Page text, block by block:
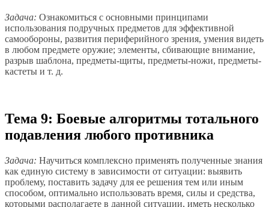
Задача: Ознакомиться с основными принципами
использования подручных предметов для эффективной
самообороны, развития периферийного зрения, умения видеть
в любом предмете оружие; элементы, сбивающие внимание,
разрыв шаблона, предметы-щиты, предметы-ножи, предметы-
кастеты и т. д.
Тема 9: Боевые алгоритмы тотального
подавления любого противника
Задача: Научиться комплексно применять полученные знания
как единую систему в зависимости от ситуации: выявить
проблему, поставить задачу для ее решения тем или иным
способом, оптимально использовать время, силы и средства,
которыми располагаете в данной ситуации, иметь несколько